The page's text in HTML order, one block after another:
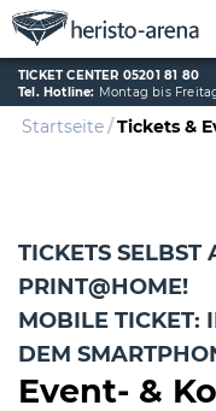
TICKET CENTER 05201 81 80
Tel. Hotline: Montag bis
Startseite Tickets &
TICKETS SELBST
PRINT@HOME!
MOBILE TICKET:
DEM
Event- &